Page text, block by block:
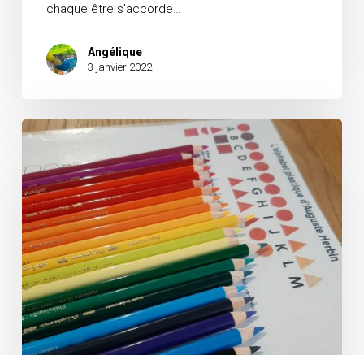
chaque être s'accorde…
Angélique
3 janvier 2022
Les
de
l’été